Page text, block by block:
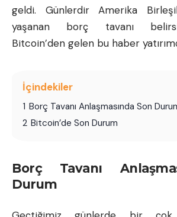
geldi. Günlerdir Amerika
yaşanan borç tavanı
Bitcoin’den gelen bu haber
İçindekiler
1 Borç Tavanı Anlaşmasında Son
2 Bitcoin’de Son Durum
Borç Tavanı
Durum